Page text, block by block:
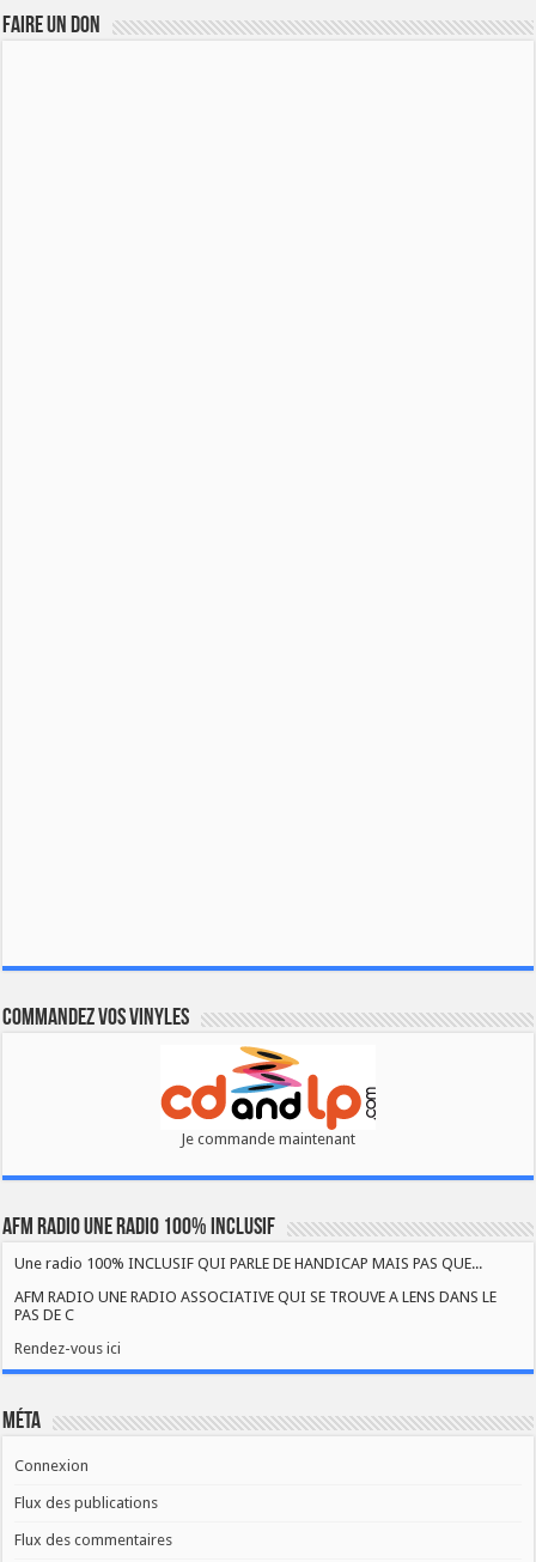
FAIRE UN DON
Commandez vos vinyles
Je commande maintenant
AFM RADIO UNE RADIO 100% INCLUSIF
Une radio 100% INCLUSIF QUI PARLE DE HANDICAP MAIS PAS QUE...
AFM RADIO UNE RADIO ASSOCIATIVE QUI SE TROUVE A LENS DANS LE
PAS DE C
Rendez-vous ici
Méta
Connexion
Flux des publications
Flux des commentaires